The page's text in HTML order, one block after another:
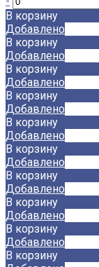
В корзину
Добавлено
В корзину
Добавлено
В корзину
Добавлено
В корзину
Добавлено
В корзину
Добавлено
В корзину
Добавлено
В корзину
Добавлено
В корзину
Добавлено
В корзину
Добавлено
В корзину